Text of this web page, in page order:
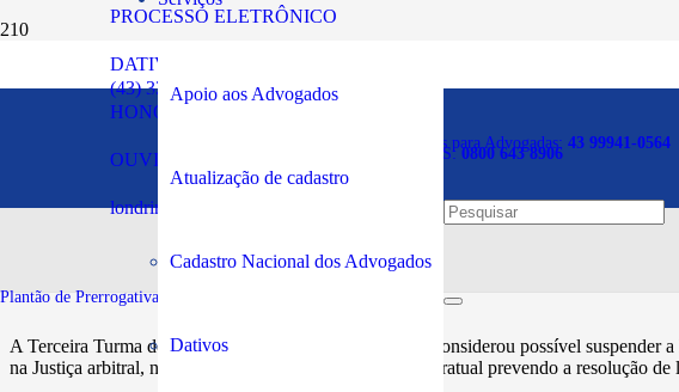
PROCESSO ELETRÔNICO
DATIVOS
HONORÁRIOS
OUVIDORIA
(43) 3294-5900
londrina@oabpr.org.br
Plantão de Prerrogativas para Advogadas: 43 99941-0564
SOS PRERROGATIVAS: 0800 643 8906
Apoio aos Advogados
Atualização de cadastro
Cadastro Nacional dos Advogados
Dativos
Plantão de Prerrogativas da Subseção:
É possível suspender
dívida e o respectivo valor no
​A Terceira Turma do Superior Tribunal de Justiça (STJ) considerou possível
na Justiça arbitral, nos casos em que houver cláusula contratual prevendo a resolução